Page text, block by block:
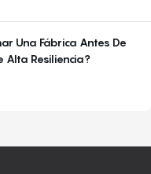
Una Fábrica Antes De
Alta Resiliencia?